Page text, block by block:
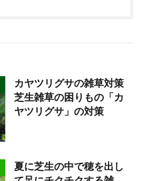
カヤツリグサの雑草対策
芝生雑草の困りもの「カ
ヤツリグサ」の対策
夏に芝生の中で穂を出し